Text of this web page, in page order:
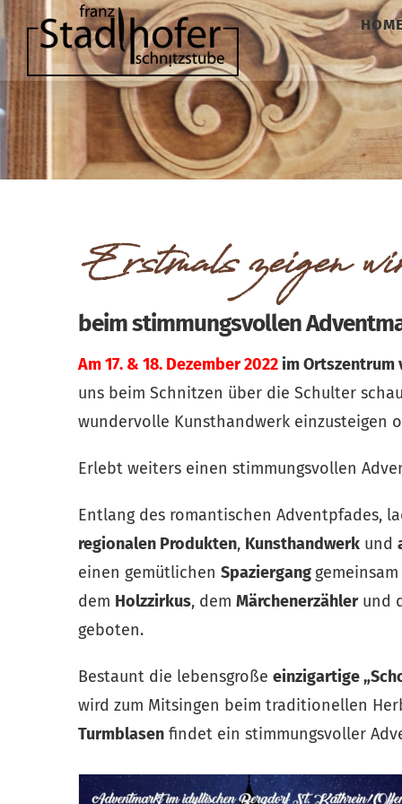
Inhalt
springen
Erstmals zeigen
beim stimmungsvollen
Am 17. & 18. Dezember 2022 im Ortszentrum
uns beim Schnitzen über die Schulter
wundervolle Kunsthandwerk einzusteigen
Erlebt weiters einen stimmungsvollen
Entlang des romantischen Adventpfades,
regionalen Produkten, Kunsthandwerk und
einen gemütlichen Spaziergang gemeinsam
dem Holzzirkus, dem Märchenerzählerund
geboten.
Bestaunt die lebensgroße einzigartige
wird zum Mitsingen beim traditionellen
Turmblasen findet ein stimmungsvoller